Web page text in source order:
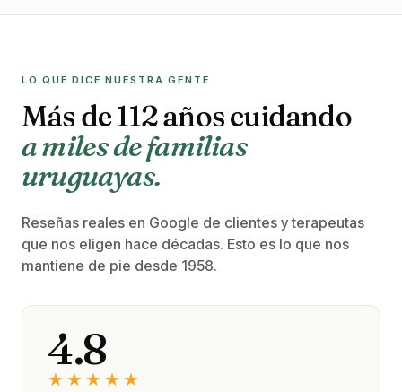
LO QUE DICE NUESTRA GENTE
Más de 112 años cuidando
a miles de familias
uruguayas.
Reseñas reales en Google de clientes y terapeutas
que nos eligen hace décadas. Esto es lo que nos
mantiene de pie desde 1958.
4.8
★★★★★